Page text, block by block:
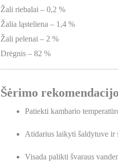
Žali riebalai – 0,2 %
Žalia ląsteliena – 1,4 %
Žali pelenai – 2 %
Drėgnis – 82 %
Šėrimo
Patiekti kambario
Atidarius laikyti šaldytuve ir
Visada palikti švaraus